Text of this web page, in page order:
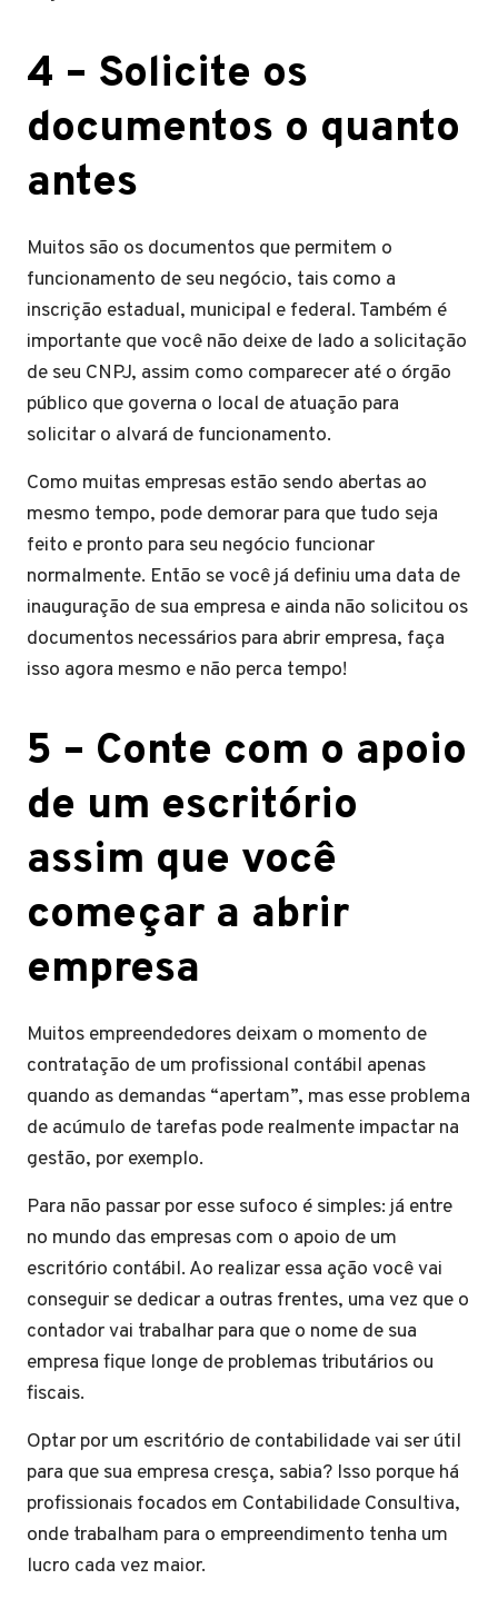
4 – Solicite os
documentos o quanto
antes
Muitos são os documentos que permitem o
funcionamento de seu negócio, tais como a
inscrição estadual, municipal e federal. Também é
importante que você não deixe de lado a solicitação
de seu CNPJ, assim como comparecer até o órgão
público que governa o local de atuação para
solicitar o alvará de funcionamento.
Como muitas empresas estão sendo abertas ao
mesmo tempo, pode demorar para que tudo seja
feito e pronto para seu negócio funcionar
normalmente. Então se você já definiu uma data de
inauguração de sua empresa e ainda não solicitou os
documentos necessários para abrir empresa, faça
isso agora mesmo e não perca tempo!
5 – Conte com o apoio
de um escritório
assim que você
começar a abrir
empresa
Muitos empreendedores deixam o momento de
contratação de um profissional contábil apenas
quando as demandas “apertam”, mas esse problema
de acúmulo de tarefas pode realmente impactar na
gestão, por exemplo.
Para não passar por esse sufoco é simples: já entre
no mundo das empresas com o apoio de um
escritório contábil. Ao realizar essa ação você vai
conseguir se dedicar a outras frentes, uma vez que o
contador vai trabalhar para que o nome de sua
empresa fique longe de problemas tributários ou
fiscais.
Optar por um escritório de contabilidade vai ser útil
para que sua empresa cresça, sabia? Isso porque há
profissionais focados em Contabilidade Consultiva,
onde trabalham para o empreendimento tenha um
lucro cada vez maior.